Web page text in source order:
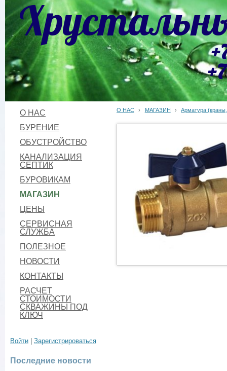
О НАС
БУРЕНИЕ
ОБУСТРОЙСТВО
КАНАЛИЗАЦИЯ
СЕПТИК
БУРОВИКАМ
МАГАЗИН
ЦЕНЫ
СЕРВИСНАЯ
СЛУЖБА
ПОЛЕЗНОЕ
НОВОСТИ
КОНТАКТЫ
РАСЧЕТ
СТОИМОСТИ
СКВАЖИНЫ ПОД
КЛЮЧ
Войти Зарегистрироваться
Последние новости
О НАС › МАГАЗИН › Арматура